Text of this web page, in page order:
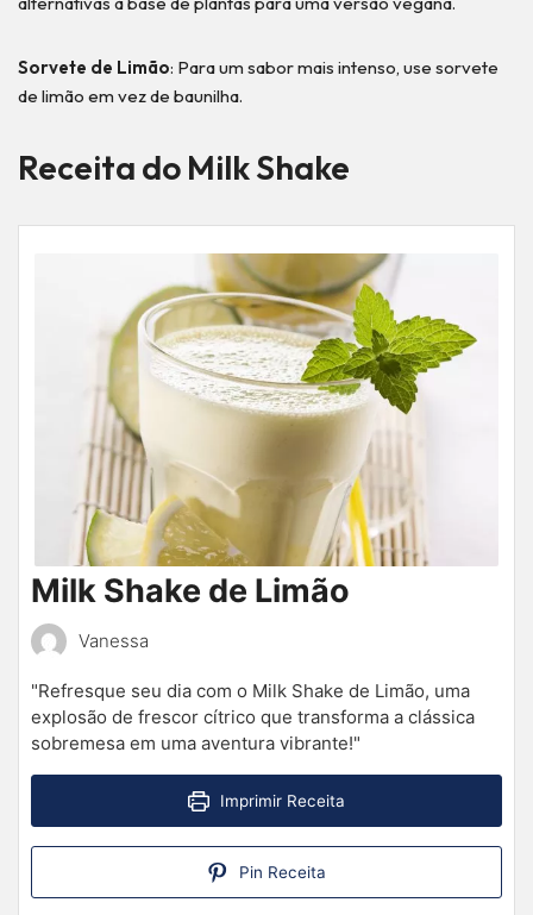
Sorvete de Limão: Para um sabor mais intenso, use sorvete
de limão em vez de baunilha.
Receita do Milk Shake
Milk Shake de Limão
Vanessa
"Refresque seu dia com o Milk Shake de Limão, uma
explosão de frescor cítrico que transforma a clássica
sobremesa em uma aventura vibrante!"
Imprimir Receita
Pin Receita